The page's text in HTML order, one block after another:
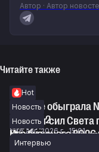
Автор · Автор
Читайте также
Hot
RE Arise обыграла
по Dota 2
6 авг. 2026 г., 15:01
Новость
Винрейт сил Света
Игр будущего 2026
6 авг. 2026 г., 14:40
Новость
Maelstorm
перед The
Новости
Интервью